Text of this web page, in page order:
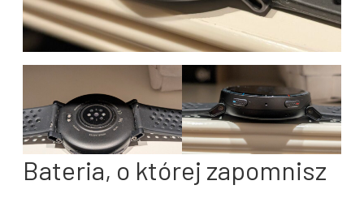
Bateria, o której zapomnisz